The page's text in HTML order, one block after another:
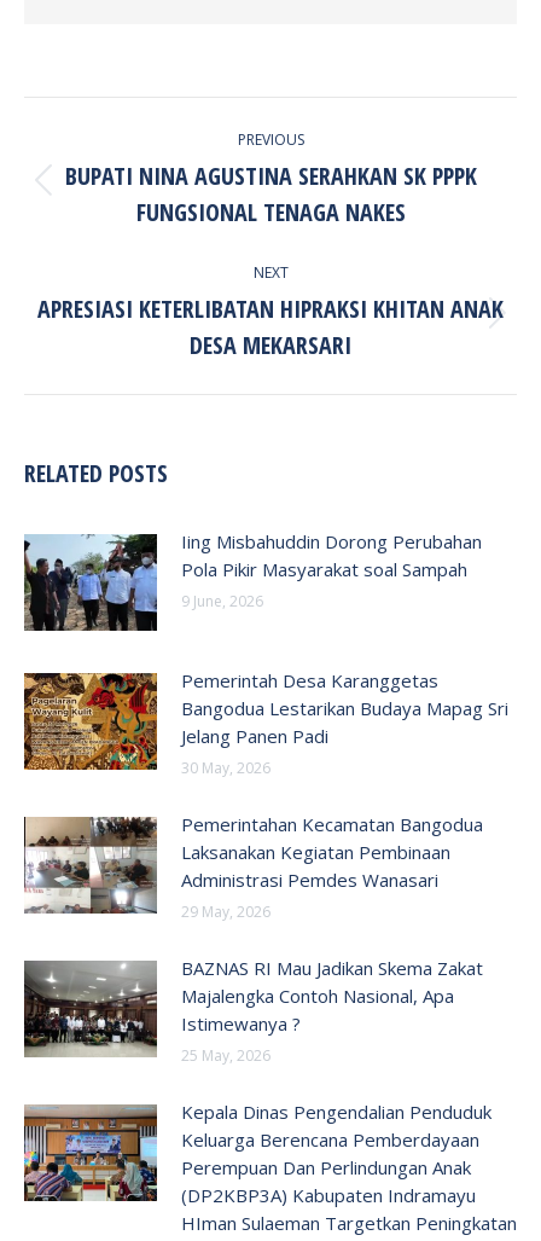
PREVIOUS
Previous
post:
BUPATI NINA AGUSTINA SERAHKAN SK PPPK
FUNGSIONAL TENAGA NAKES
NEXT
Next
post:
APRESIASI KETERLIBATAN HIPRAKSI KHITAN ANAK
DESA MEKARSARI
RELATED POSTS
Iing Misbahuddin Dorong Perubahan
Pola Pikir Masyarakat soal Sampah
9 June, 2026
Pemerintah Desa Karanggetas
Bangodua Lestarikan Budaya Mapag Sri
Jelang Panen Padi
30 May, 2026
Pemerintahan Kecamatan Bangodua
Laksanakan Kegiatan Pembinaan
Administrasi Pemdes Wanasari
29 May, 2026
BAZNAS RI Mau Jadikan Skema Zakat
Majalengka Contoh Nasional, Apa
Istimewanya ?
25 May, 2026
Kepala Dinas Pengendalian Penduduk
Keluarga Berencana Pemberdayaan
Perempuan Dan Perlindungan Anak
(DP2KBP3A) Kabupaten Indramayu
HIman Sulaeman Targetkan Peningkatan